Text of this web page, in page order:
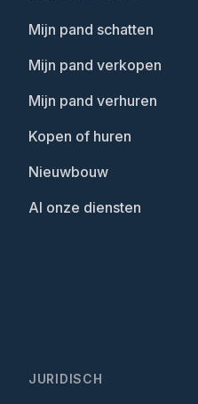
Mijn pand schatten
Mijn pand verkopen
Mijn pand verhuren
Kopen of huren
Nieuwbouw
Al onze diensten
JURIDISCH